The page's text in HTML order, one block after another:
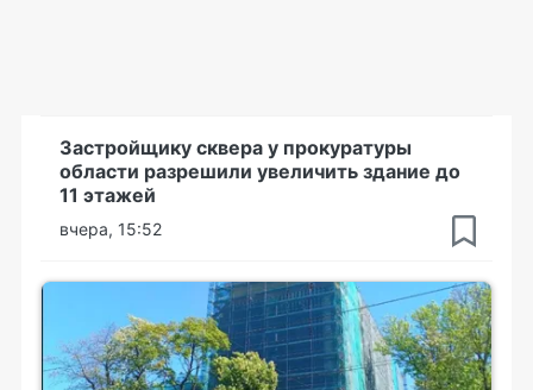
Застройщику сквера у прокуратуры
области разрешили увеличить здание до
11 этажей
вчера, 15:52